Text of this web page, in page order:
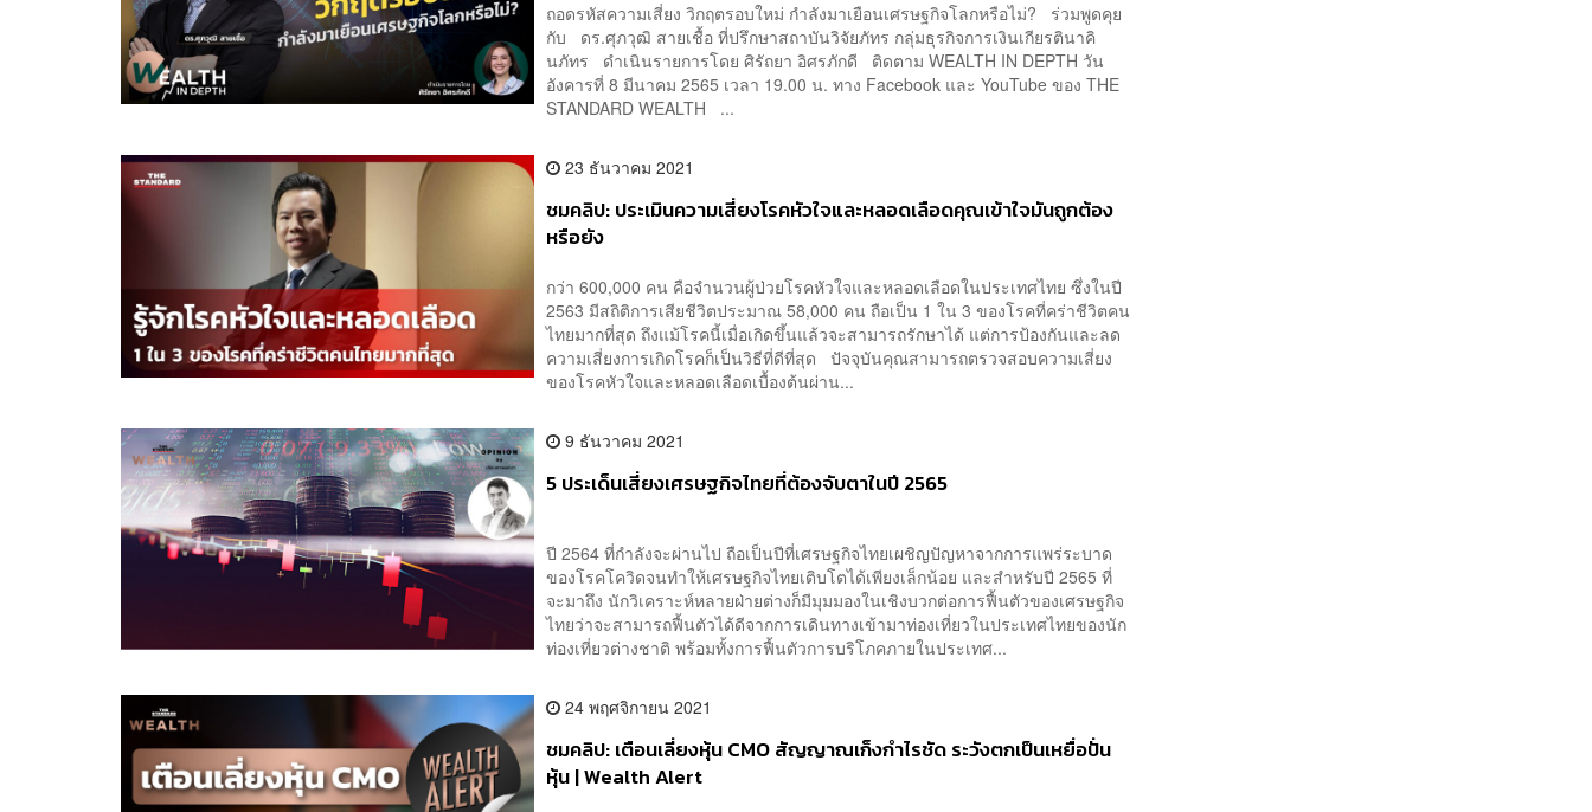
ถอดรหัสความเสี่ยง วิกฤตรอบใหม่ กำลังมาเยือนเศรษฐกิจโลกหรือไม่? ร่วมพูดคุย
กับ ดร.ศุภวุฒิ สายเชื้อ ที่ปรึกษาสถาบันวิจัยภัทร กลุ่มธุรกิจการเงินเกียรตินาคิ
นภัทร ดำเนินรายการโดย ศิรัถยา อิศรภักดี ติดตาม WEALTH IN DEPTH วัน
อังคารที่ 8 มีนาคม 2565 เวลา 19.00 น. ทาง Facebook และ YouTube ของ THE
STANDARD WEALTH ...
23 ธันวาคม 2021
ชมคลิป: ประเมินความเสี่ยงโรคหัวใจและหลอดเลือดคุณเข้าใจมันถูกต้อง
หรือยัง
กว่า 600,000 คน คือจำนวนผู้ป่วยโรคหัวใจและหลอดเลือดในประเทศไทย ซึ่งในปี
2563 มีสถิติการเสียชีวิตประมาณ 58,000 คน ถือเป็น 1 ใน 3 ของโรคที่คร่าชีวิตคน
ไทยมากที่สุด ถึงแม้โรคนี้เมื่อเกิดขึ้นแล้วจะสามารถรักษาได้ แต่การป้องกันและลด
ความเสี่ยงการเกิดโรคก็เป็นวิธีที่ดีที่สุด ปัจจุบันคุณสามารถตรวจสอบความเสี่ยง
ของโรคหัวใจและหลอดเลือดเบื้องต้นผ่าน...
9 ธันวาคม 2021
5 ประเด็นเสี่ยงเศรษฐกิจไทยที่ต้องจับตาในปี 2565
ปี 2564 ที่กำลังจะผ่านไป ถือเป็นปีที่เศรษฐกิจไทยเผชิญปัญหาจากการแพร่ระบาด
ของโรคโควิดจนทำให้เศรษฐกิจไทยเติบโตได้เพียงเล็กน้อย และสำหรับปี 2565 ที่
จะมาถึง นักวิเคราะห์หลายฝ่ายต่างก็มีมุมมองในเชิงบวกต่อการฟื้นตัวของเศรษฐกิจ
ไทยว่าจะสามารถฟื้นตัวได้ดีจากการเดินทางเข้ามาท่องเที่ยวในประเทศไทยของนัก
ท่องเที่ยวต่างชาติ พร้อมทั้งการฟื้นตัวการบริโภคภายในประเทศ...
24 พฤศจิกายน 2021
ชมคลิป: เตือนเลี่ยงหุ้น CMO สัญญาณเก็งกำไรชัด ระวังตกเป็นเหยื่อปั่น
หุ้น | Wealth Alert